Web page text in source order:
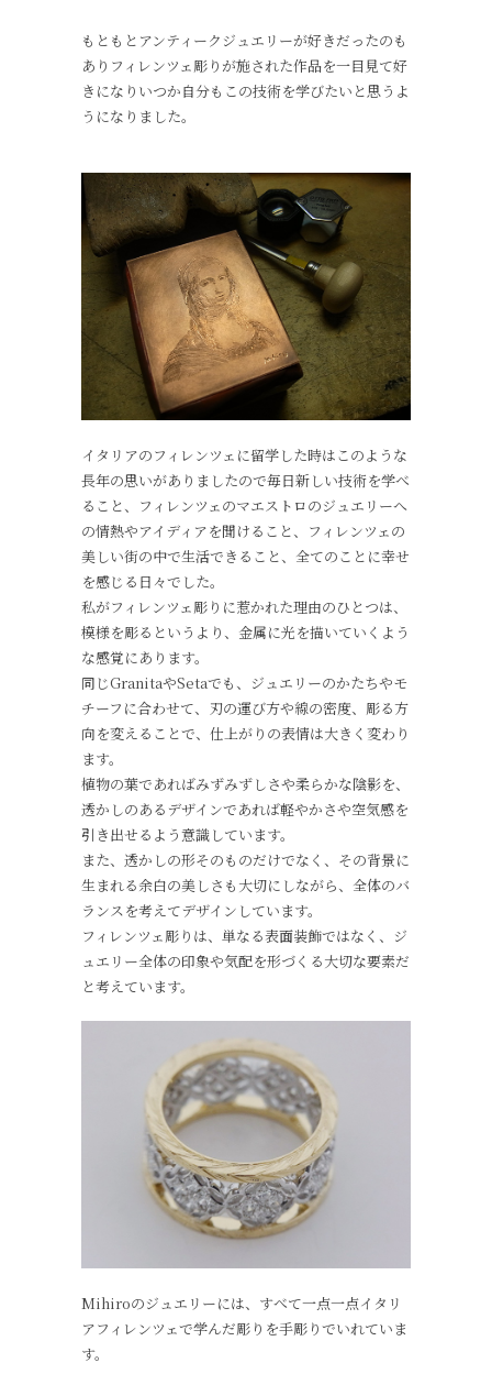
もともとアンティークジュエリーが好きだったのも
ありフィレンツェ彫りが施された作品を一目見て好
きになりいつか自分もこの技術を学びたいと思うよ
うになりました。
イタリアのフィレンツェに留学した時はこのような
長年の思いがありましたので毎日新しい技術を学べ
ること、フィレンツェのマエストロのジュエリーへ
の情熱やアイディアを聞けること、フィレンツェの
美しい街の中で生活できること、全てのことに幸せ
を感じる日々でした。
私がフィレンツェ彫りに惹かれた理由のひとつは、
模様を彫るというより、金属に光を描いていくよう
な感覚にあります。
同じGranitaやSetaでも、ジュエリーのかたちやモ
チーフに合わせて、刃の運び方や線の密度、彫る方
向を変えることで、仕上がりの表情は大きく変わり
ます。
植物の葉であればみずみずしさや柔らかな陰影を、
透かしのあるデザインであれば軽やかさや空気感を
引き出せるよう意識しています。
また、透かしの形そのものだけでなく、その背景に
生まれる余白の美しさも大切にしながら、全体のバ
ランスを考えてデザインしています。
フィレンツェ彫りは、単なる表面装飾ではなく、ジ
ュエリー全体の印象や気配を形づくる大切な要素だ
と考えています。
Mihiroのジュエリーには、すべて一点一点イタリ
アフィレンツェで学んだ彫りを手彫りでいれていま
す。